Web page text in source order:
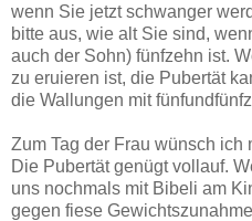
wenn Sie jetzt schwanger
bitte aus, wie alt Sie sind,
auch der Sohn) fünfzehn ist.
zu eruieren ist, die Pubertät
die Wallungen mit
Zum Tag der Frau wünsch ich
Die Pubertät genügt vollauf.
uns nochmals mit Bibeli am
gegen fiese